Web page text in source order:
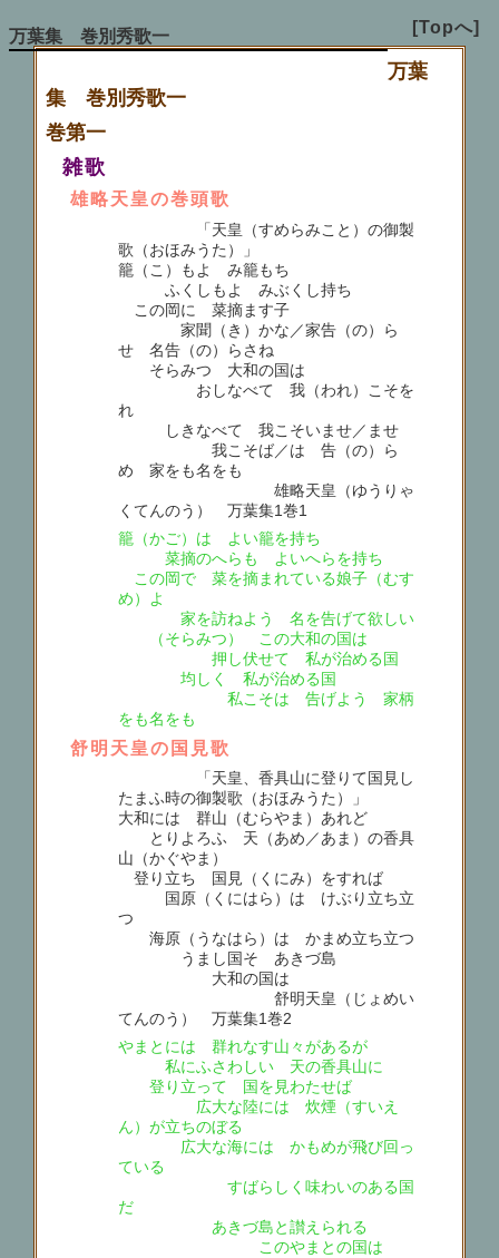
万葉集 巻別秀歌一 [Topへ]
万葉
集 巻別秀歌一
巻第一
雑歌
雄略天皇の巻頭歌
「天皇（すめらみこと）の御製
歌（おほみうた）」
籠（こ）もよ み籠もち
ふくしもよ みぶくし持ち
この岡に 菜摘ます子
家聞（き）かな／家告（の）ら
せ 名告（の）らさね
そらみつ 大和の国は
おしなべて 我（われ）こそを
れ
しきなべて 我こそいませ／ませ
我こそば／は 告（の）ら
め 家をも名をも
雄略天皇（ゆうりゃ
くてんのう） 万葉集1巻1
籠（かご）は よい籠を持ち
菜摘のへらも よいへらを持ち
この岡で 菜を摘まれている娘子（むす
め）よ
家を訪ねよう 名を告げて欲しい
（そらみつ） この大和の国は
押し伏せて 私が治める国
均しく 私が治める国
私こそは 告げよう 家柄
をも名をも
舒明天皇の国見歌
「天皇、香具山に登りて国見し
たまふ時の御製歌（おほみうた）」
大和には 群山（むらやま）あれど
とりよろふ 天（あめ／あま）の香具
山（かぐやま）
登り立ち 国見（くにみ）をすれば
国原（くにはら）は けぶり立ち立
つ
海原（うなはら）は かまめ立ち立つ
うまし国そ あきづ島
大和の国は
舒明天皇（じょめい
てんのう） 万葉集1巻2
やまとには 群れなす山々があるが
私にふさわしい 天の香具山に
登り立って 国を見わたせば
広大な陸には 炊煙（すいえ
ん）が立ちのぼる
広大な海には かもめが飛び回っ
ている
すばらしく味わいのある国
だ
あきづ島と讃えられる
このやまとの国は